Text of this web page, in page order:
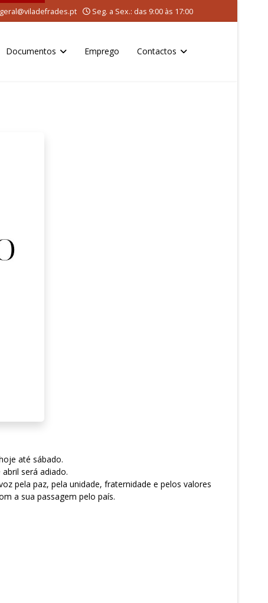
geral@viladefrades.pt Seg. a Sex.: das 9:00 às 17:00
Documentos Emprego Contactos
até sábado.
será adiado.
pela paz, pela unidade, fraternidade e pelos valores
a sua passagem pelo país.